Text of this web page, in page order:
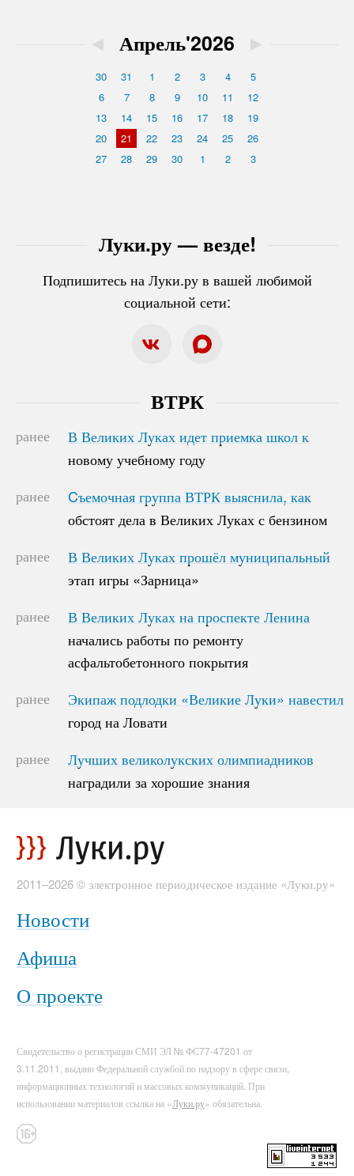
Луки.ру — везде!
Подпишитесь на Луки.ру в вашей любимой
социальной сети:
◄ Апрель'2026 ►
30 31 1 2 3 4
5
6
7 8 9 10 11
12
13
14 15 16 17 18
19
20
21 22 23 24 25
26
27
28 29 30 1 2 3
ВТРК
ранее
В Великих Луках идет приемка школ к
новому учебному году
В Великих Луках идет приемка школ к
новому учебному году
ранее
Cъемочная группа ВТРК выяснила, как
обстоят дела в Великих Луках с бензином
Cъемочная группа ВТРК выяснила, как
обстоят дела в Великих Луках с бензином
ранее
В Великих Луках прошёл муниципальный
этап игры «Зарница»
В Великих Луках прошёл муниципальный
этап игры «Зарница»
ранее
В Великих Луках на проспекте Ленина
начались работы по ремонту
асфальтобетонного покрытия
В Великих Луках на проспекте Ленина
начались работы по ремонту
асфальтобетонного покрытия
ранее
Экипаж подлодки «Великие Луки» навестил
город на Ловати
Экипаж подлодки «Великие Луки» навестил
город на Ловати
ранее
Лучших великолукских олимпиадников
наградили за хорошие знания
Лучших великолукских олимпиадников
наградили за хорошие знания
2011–2026 © электронное периодическое издание «Луки.ру»
Новости
Афиша
О проекте
Свидетельство о регистрации СМИ ЭЛ № ФС77-47201 от
3.11.2011, выдано Федеральной службой по надзору в сфере связи,
информационных технологий и массовых коммуникаций. При
использовании материалов ссылка на «Луки.ру» обязательна.